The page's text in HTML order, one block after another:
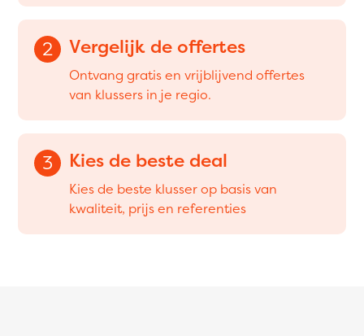
2 Vergelijk de offertes
Ontvang gratis en vrijblijvend offertes
van klussers in je regio.
3 Kies de beste deal
Kies de beste klusser op basis van
kwaliteit, prijs en referenties